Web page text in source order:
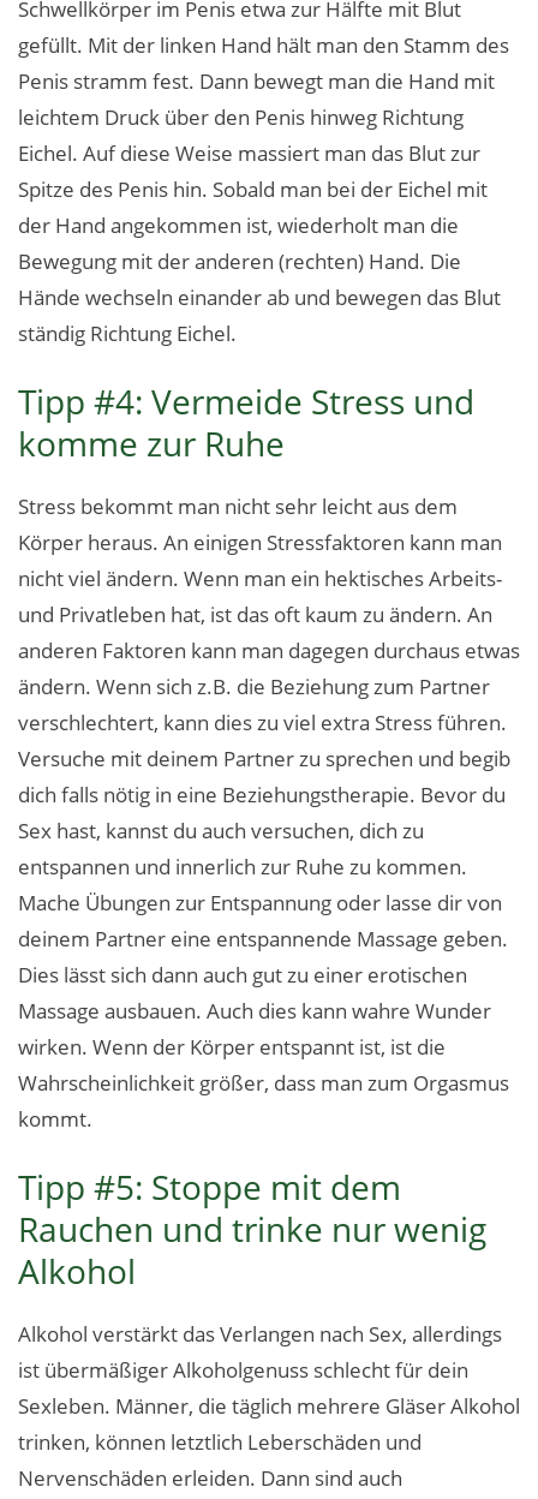
Schwellkörper im Penis etwa zur Hälfte mit Blut
gefüllt. Mit der linken Hand hält man den Stamm des
Penis stramm fest. Dann bewegt man die Hand mit
leichtem Druck über den Penis hinweg Richtung
Eichel. Auf diese Weise massiert man das Blut zur
Spitze des Penis hin. Sobald man bei der Eichel mit
der Hand angekommen ist, wiederholt man die
Bewegung mit der anderen (rechten) Hand. Die
Hände wechseln einander ab und bewegen das Blut
ständig Richtung Eichel.
Tipp #4: Vermeide Stress und
komme zur Ruhe
Stress bekommt man nicht sehr leicht aus dem
Körper heraus. An einigen Stressfaktoren kann man
nicht viel ändern. Wenn man ein hektisches Arbeits-
und Privatleben hat, ist das oft kaum zu ändern. An
anderen Faktoren kann man dagegen durchaus etwas
ändern. Wenn sich z.B. die Beziehung zum Partner
verschlechtert, kann dies zu viel extra Stress führen.
Versuche mit deinem Partner zu sprechen und begib
dich falls nötig in eine Beziehungstherapie. Bevor du
Sex hast, kannst du auch versuchen, dich zu
entspannen und innerlich zur Ruhe zu kommen.
Mache Übungen zur Entspannung oder lasse dir von
deinem Partner eine entspannende Massage geben.
Dies lässt sich dann auch gut zu einer erotischen
Massage ausbauen. Auch dies kann wahre Wunder
wirken. Wenn der Körper entspannt ist, ist die
Wahrscheinlichkeit größer, dass man zum Orgasmus
kommt.
Tipp #5: Stoppe mit dem
Rauchen und trinke nur wenig
Alkohol
Alkohol verstärkt das Verlangen nach Sex, allerdings
ist übermäßiger Alkoholgenuss schlecht für dein
Sexleben. Männer, die täglich mehrere Gläser Alkohol
trinken, können letztlich Leberschäden und
Nervenschäden erleiden. Dann sind auch